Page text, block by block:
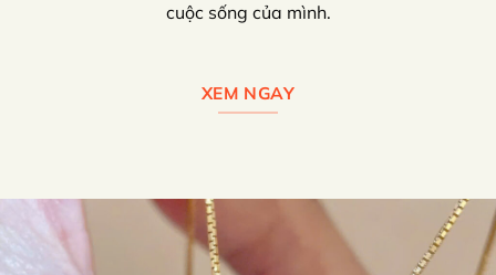
cuộc sống của mình.
XEM NGAY